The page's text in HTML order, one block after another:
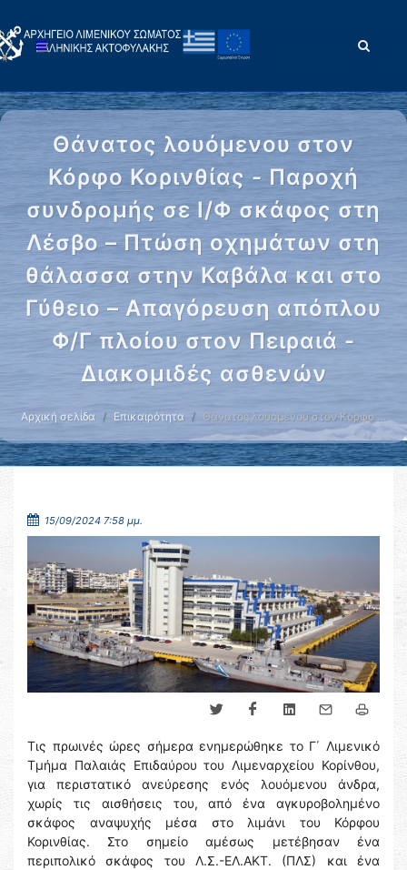
Θάνατος λουόμενου στον
Κόρφο Κορινθίας - Παροχή
συνδρομής σε Ι/Φ σκάφος στη
Λέσβο – Πτώση οχημάτων στη
θάλασσα στην Καβάλα και στο
Γύθειο – Απαγόρευση απόπλου
Φ/Γ πλοίου στον Πειραιά -
Διακομιδές ασθενών
Αρχική σελίδα Επικαιρότητα Θάνατος λουόμενου στον Κόρφο …
15/09/2024 7:58 μμ.
Τις πρωινές ώρες σήμερα ενημερώθηκε το Γ΄ Λιμενικό
Τμήμα Παλαιάς Επιδαύρου του Λιμεναρχείου Κορίνθου,
για περιστατικό ανεύρεσης ενός λουόμενου άνδρα,
χωρίς τις αισθήσεις του, από ένα αγκυροβολημένο
σκάφος αναψυχής μέσα στο λιμάνι του Κόρφου
Κορινθίας. Στο σημείο αμέσως μετέβησαν ένα
περιπολικό σκάφος του Λ.Σ.-ΕΛ.ΑΚΤ. (ΠΛΣ) και ένα